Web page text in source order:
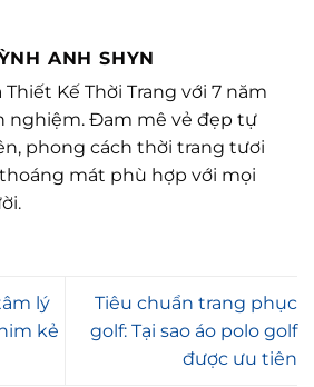
ANH SHYN
Thiết Kế Thời Trang với 7 năm
nghiệm. Đam mê vẻ đẹp tự
phong cách thời trang tươi
mát phù hợp với mọi
lý
kẻ
Tiêu chuẩn trang phục
golf: Tại sao áo polo golf
được ưu tiên